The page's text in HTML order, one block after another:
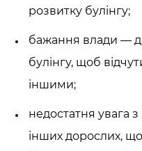
розвитку булінгу;
бажання влади —
булінгу, щоб
іншими;
недостатня увага з
інших дорослих,